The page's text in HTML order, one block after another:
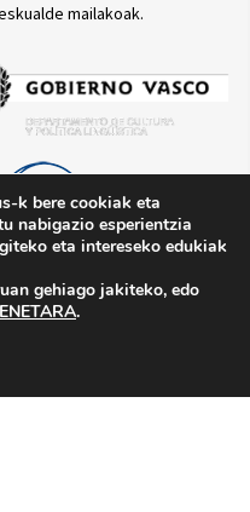
mailakoak.
k bere cookiak eta
nabigazio esperientzia
eta intereseko edukiak
gehiago jakiteko, edo
.